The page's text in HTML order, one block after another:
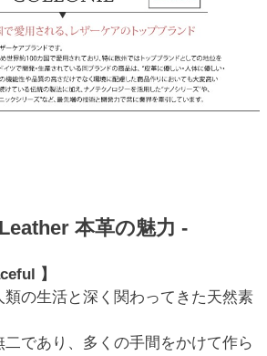
本革の魅力 -
】
の生活と深く関わってきた天然素
であり、多くの手間をかけて作ら